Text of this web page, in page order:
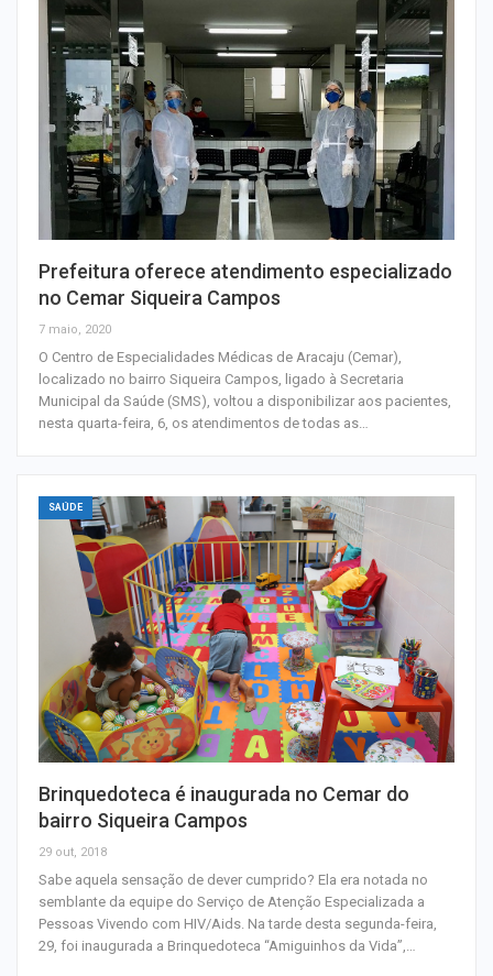
Prefeitura oferece atendimento especializado
no Cemar Siqueira Campos
7 maio, 2020
O Centro de Especialidades Médicas de Aracaju (Cemar),
localizado no bairro Siqueira Campos, ligado à Secretaria
Municipal da Saúde (SMS), voltou a disponibilizar aos pacientes,
nesta quarta-feira, 6, os atendimentos de todas as…
SAÚDE
Brinquedoteca é inaugurada no Cemar do
bairro Siqueira Campos
29 out, 2018
Sabe aquela sensação de dever cumprido? Ela era notada no
semblante da equipe do Serviço de Atenção Especializada a
Pessoas Vivendo com HIV/Aids. Na tarde desta segunda-feira,
29, foi inaugurada a Brinquedoteca “Amiguinhos da Vida”,…